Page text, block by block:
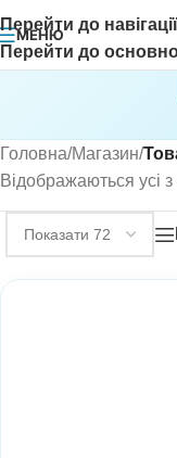
Перейти до навігації
Перейти до
МЕНЮ
Головна/Магазин/
Відображаються усі з